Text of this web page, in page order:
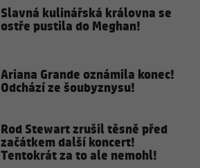
Slavná kulinářská královna se
ostře pustila do Meghan!
Ariana Grande oznámila konec!
Odchází ze šoubyznysu!
Rod Stewart zrušil těsně před
začátkem další koncert!
Tentokrát za to ale nemohl!